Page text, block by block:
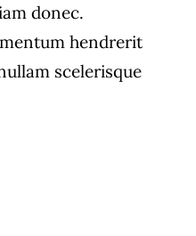
donec.
hendrerit
scelerisque